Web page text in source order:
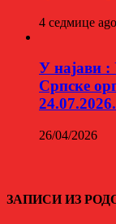
4 седмице ago
У најави
Српске
26/04/2026
ЗАПИСИ ИЗ